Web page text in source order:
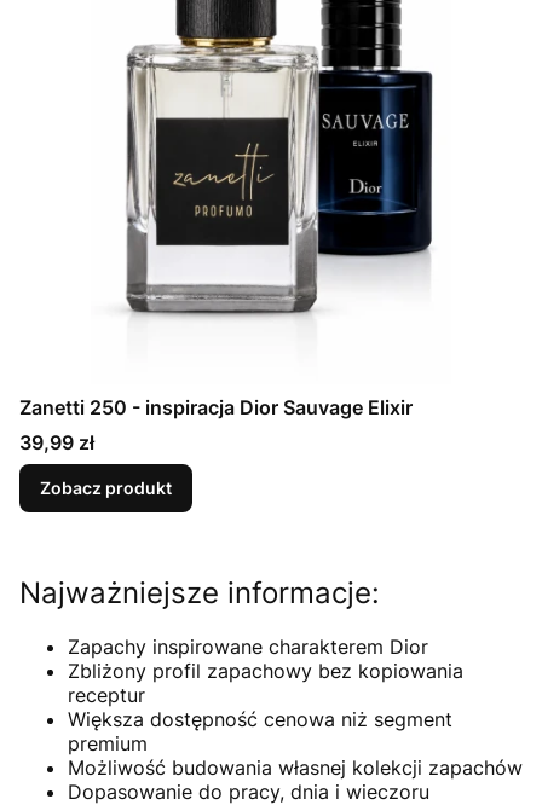
Zanetti 250 - inspiracja Dior Sauvage Elixir
Cena
39,99 zł
Zobacz produkt
Najważniejsze informacje:
Zapachy inspirowane charakterem Dior
Zbliżony profil zapachowy bez kopiowania
receptur
Większa dostępność cenowa niż segment
premium
Możliwość budowania własnej kolekcji zapachów
Dopasowanie do pracy, dnia i wieczoru